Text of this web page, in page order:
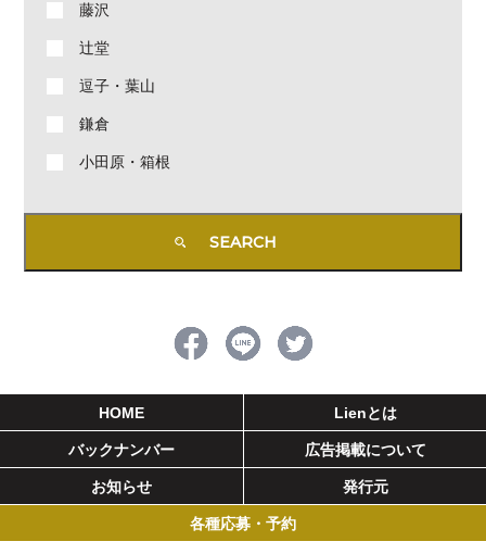
藤沢
辻堂
逗子・葉山
鎌倉
小田原・箱根
HOME Lienとは
バックナンバー 広告掲載について
お知らせ 発行元
各種応募・予約